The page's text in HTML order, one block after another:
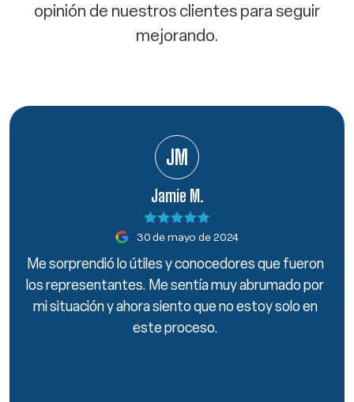
opinión de nuestros clientes para seguir
mejorando.
JM
Jamie M.
30 de mayo de 2024
Me sorprendió lo útiles y conocedores que fueron
los representantes. Me sentía muy abrumado por
mi situación y ahora siento que no estoy solo en
este proceso.